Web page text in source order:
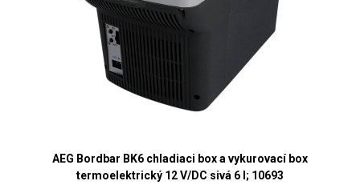
AEG Bordbar BK6 chladiaci box a vykurovací box
termoelektrický 12 V/DC sivá 6 l; 10693